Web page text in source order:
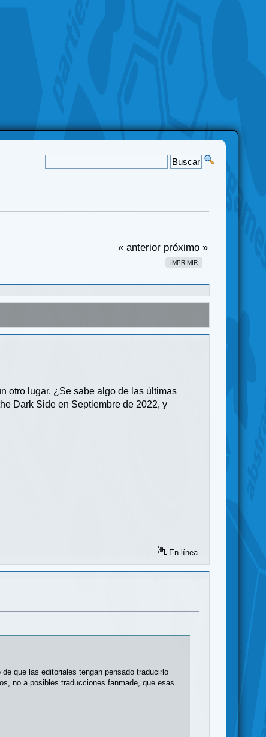
« anterior próximo »
IMPRIMIR
otro lugar. ¿Se sabe algo de las últimas
Dark Side en Septiembre de 2022, y
En línea
que las editoriales tengan pensado traducirlo
no a posibles traducciones fanmade, que esas